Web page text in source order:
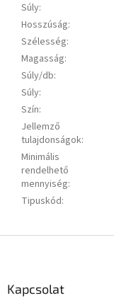
Súly:
Hosszúság:
Szélesség:
Magasság:
Súly/db:
Súly:
Szín:
Jellemző
tulajdonságok:
Minimális
rendelhető
mennyiség:
Tipuskód:
Kapcsolat